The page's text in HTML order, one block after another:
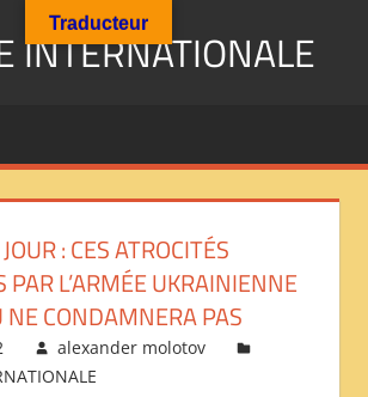
INTERNATIONALE
: CES ATROCITÉS
PAR L’ARMÉE UKRAINIENNE
NE CONDAMNERA PAS
alexander molotov
Traducteur